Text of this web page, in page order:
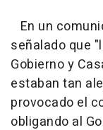
En un
señalado que
Gobierno y
estaban tan
provocado el
obligando al